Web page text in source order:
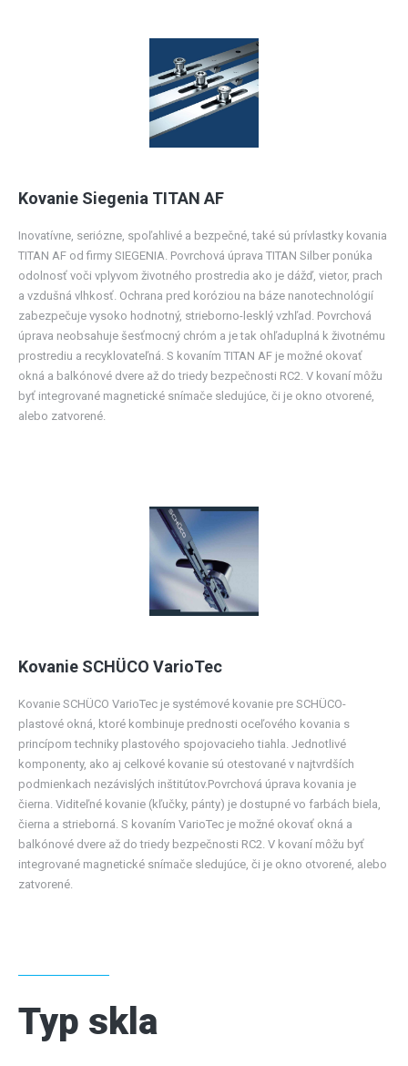
Kovanie Siegenia TITAN AF
Inovatívne, seriózne, spoľahlivé a bezpečné, také sú prívlastky kovania
TITAN AF od firmy SIEGENIA. Povrchová úprava TITAN Silber ponúka
odolnosť voči vplyvom životného prostredia ako je dážď, vietor, prach
a vzdušná vlhkosť. Ochrana pred koróziou na báze nanotechnológií
zabezpečuje vysoko hodnotný, strieborno-lesklý vzhľad. Povrchová
úprava neobsahuje šesťmocný chróm a je tak ohľaduplná k životnému
prostrediu a recyklovateľná. S kovaním TITAN AF je možné okovať
okná a balkónové dvere až do triedy bezpečnosti RC2. V kovaní môžu
byť integrované magnetické snímače sledujúce, či je okno otvorené,
alebo zatvorené.
Kovanie SCHÜCO VarioTec
Kovanie SCHÜCO VarioTec je systémové kovanie pre SCHÜCO-
plastové okná, ktoré kombinuje prednosti oceľového kovania s
princípom techniky plastového spojovacieho tiahla. Jednotlivé
komponenty, ako aj celkové kovanie sú otestované v najtvrdších
podmienkach nezávislých inštitútov.Povrchová úprava kovania je
čierna. Viditeľné kovanie (kľučky, pánty) je dostupné vo farbách biela,
čierna a strieborná. S kovaním VarioTec je možné okovať okná a
balkónové dvere až do triedy bezpečnosti RC2. V kovaní môžu byť
integrované magnetické snímače sledujúce, či je okno otvorené, alebo
zatvorené.
Typ skla